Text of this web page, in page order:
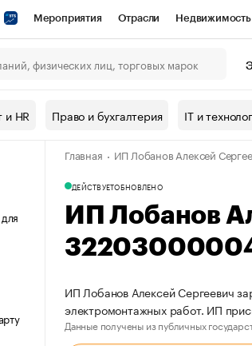
Мероприятия Отрасли Недвижимость
СПб Спецпроекты Проверка
Рынок наличной валюты
HR Право и бухгалтерия IT и
Главная ИП Лобанов Алексей
ДЕЙСТВУЕТОБНОВЛЕНО
ИП Лобанов
ИП Лобанов Алексей Сергеевич
электромонтажных работ. ИП
Данные получены из публичных